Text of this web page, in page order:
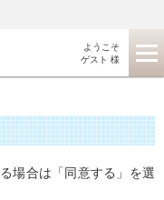
ようこそ
ゲスト 様
場合は「同意する」を選